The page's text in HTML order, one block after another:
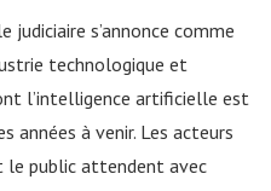
s’annonce comme
technologique et
l’intelligence artificielle est
années à venir. Les acteurs
le public attendent avec